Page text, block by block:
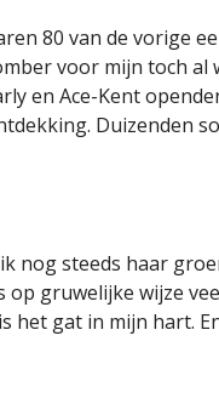
80 van de vorige
voor mijn toch al
en Ace-Kent
Duizenden
nog steeds haar
op gruwelijke wijze
het gat in mijn hart.